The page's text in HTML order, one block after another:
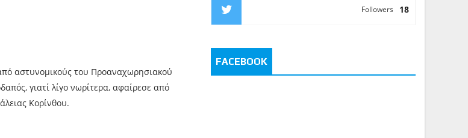
αστυνομικούς του Προαναχωρησιακού
γιατί λίγο νωρίτερα, αφαίρεσε από
Κορίνθου.
18
Followers
FACEBOOK